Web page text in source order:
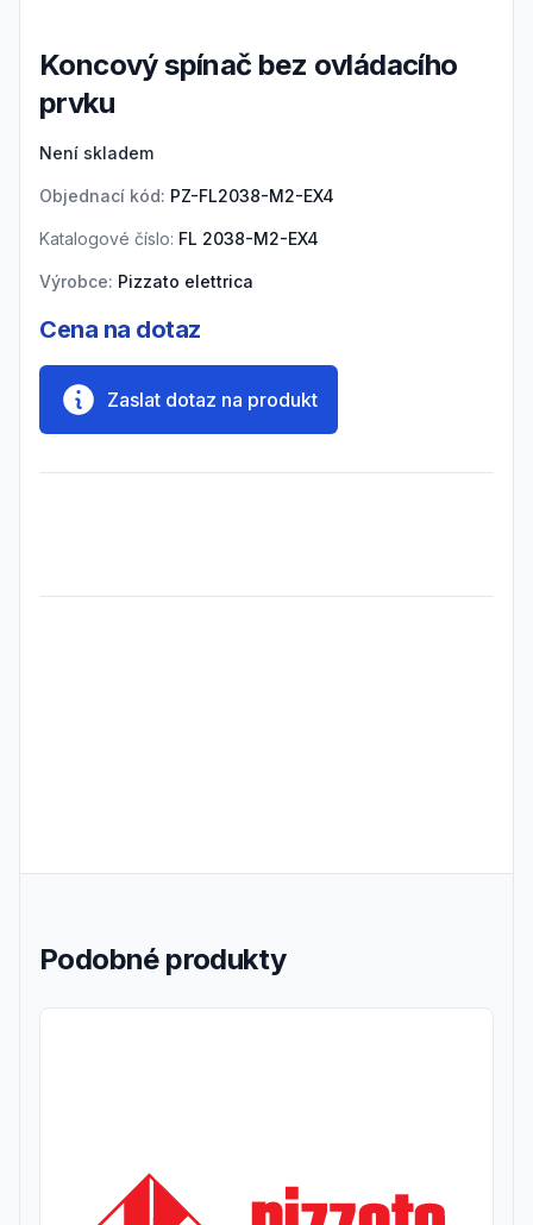
Koncový spínač bez ovládacího
prvku
Není skladem
Objednací kód: PZ-FL2038-M2-EX4
Katalogové číslo: FL 2038-M2-EX4
Výrobce: Pizzato elettrica
Cena na dotaz
Zaslat dotaz na produkt
Podobné produkty